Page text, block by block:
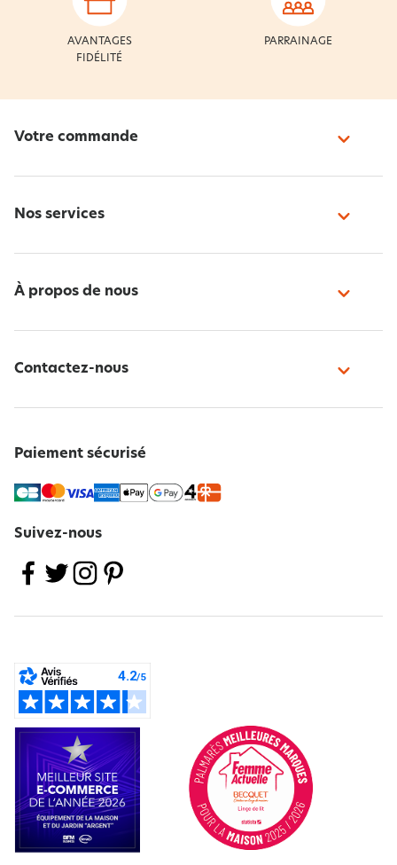
AVANTAGES
FIDÉLITÉ
PARRAINAGE
Votre commande
Nos services
À propos de nous
Contactez-nous
Paiement sécurisé
Suivez-nous